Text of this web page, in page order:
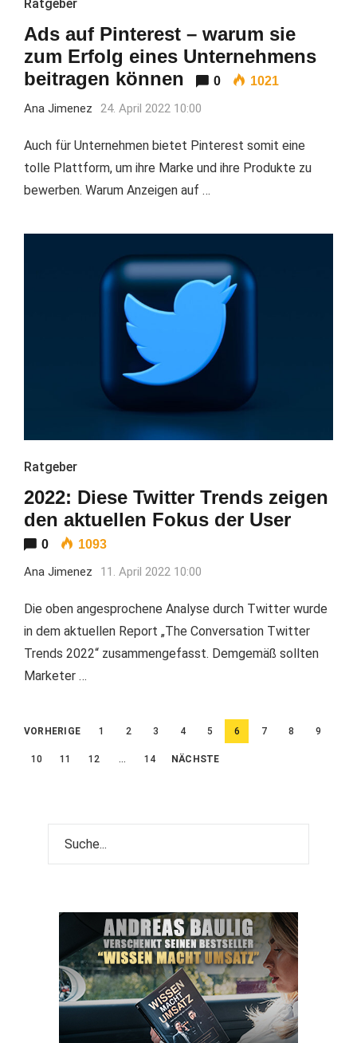
Ratgeber
Ads auf Pinterest – warum sie
zum Erfolg eines Unternehmens
beitragen können
0 1021
Ana Jimenez 24. April 2022 10:00
Auch für Unternehmen bietet Pinterest somit eine
tolle Plattform, um ihre Marke und ihre Produkte zu
bewerben. Warum Anzeigen auf …
Ratgeber
2022: Diese Twitter Trends zeigen
den aktuellen Fokus der User
0 1093
Ana Jimenez 11. April 2022 10:00
Die oben angesprochene Analyse durch Twitter wurde
in dem aktuellen Report „The Conversation Twitter
Trends 2022“ zusammengefasst. Demgemäß sollten
Marketer …
Beitragsnavigation
VORHERIGE 1 2 3 4 5 6 7 8 9
10 11 12 … 14 NÄCHSTE